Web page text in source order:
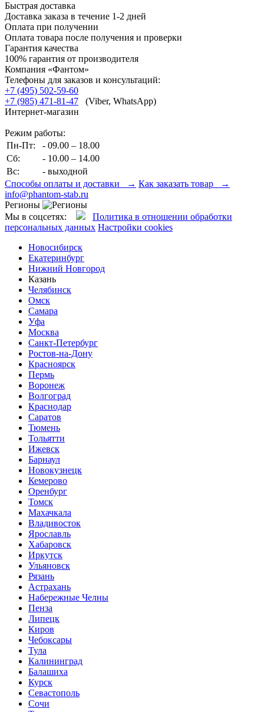
Быстрая доставка
Доставка заказа в течение 1-2 дней
Оплата при получении
Оплата товара после получения и проверки
Гарантия качества
100% гарантия от производителя
Компания «Фантом»
Телефоны для заказов и консультаций:
+7 (495) 502-59-60
+7 (985) 471-81-47 (Viber, WhatsApp)
Интернет-магазин
Режим работы:
Пн-Пт:
- 09.00 – 18.00
Сб:
- 10.00 – 14.00
Вс:
- выходной
Способы оплаты и доставки → Как заказать товар →
info@phantom-stab.ru
Регионы
Мы в соцсетях:
Политика в отношении обработки
персональных данных Настройки cookies
Новосибирск
Екатеринбург
Нижний Новгород
Казань
Челябинск
Омск
Самара
Уфа
Москва
Санкт-Петербург
Ростов-на-Дону
Красноярск
Пермь
Воронеж
Волгоград
Краснодар
Саратов
Тюмень
Тольятти
Ижевск
Барнаул
Новокузнецк
Кемерово
Оренбург
Томск
Махачкала
Владивосток
Ярославль
Хабаровск
Иркутск
Ульяновск
Рязань
Астрахань
Набережные Челны
Пенза
Липецк
Киров
Чебоксары
Тула
Калининград
Балашиха
Курск
Севастополь
Сочи